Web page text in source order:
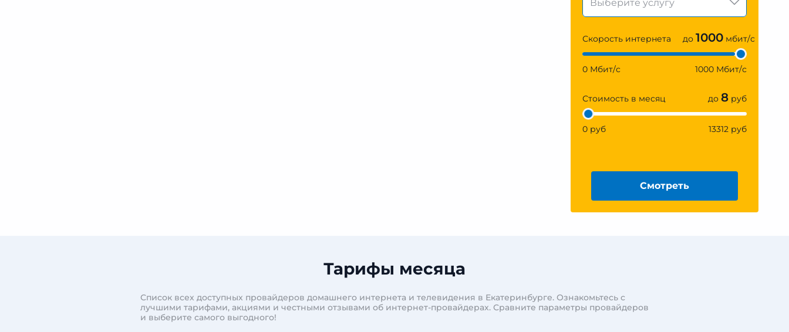
Скорость интернета до 1000 мбит/с
0 Мбит/с 1000 Мбит/с
Стоимость в месяц до 8 руб
0 руб 13312 руб
Смотреть
Тарифы месяца
Список всех доступных провайдеров домашнего интернета и телевидения в Екатеринбурге. Ознакомьтесь с
лучшими тарифами, акциями и честными отзывами об интернет-провайдерах. Сравните параметры провайдеров
и выберите самого выгодного!